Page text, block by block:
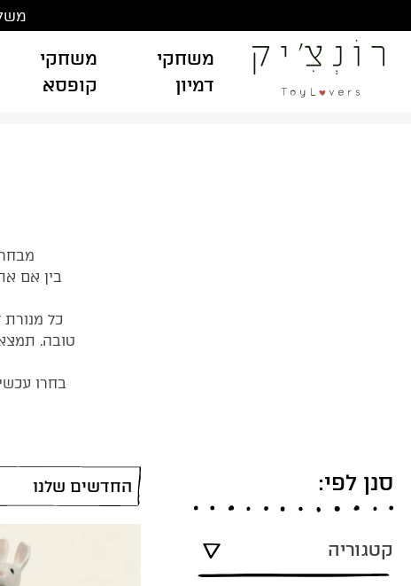
to
content
משחקי
דמיון
משחקי
קופסא
בין אם
כל
טובה.
בחרו
סנן לפי:
קטגוריה